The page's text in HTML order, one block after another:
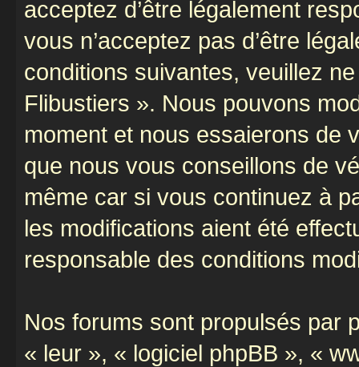
acceptez d’être légalement
vous n’acceptez pas d’être
conditions suivantes, veuillez
Flibustiers ». Nous pouvons
moment et nous essaierons de
que nous vous conseillons de
même car si vous continuez à
les modifications aient été
responsable des conditions
Nos forums sont propulsés par
« leur », « logiciel phpBB », «